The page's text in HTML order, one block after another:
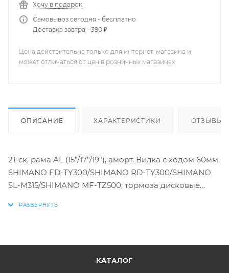
Хочу в подарок
Самовывоз сегодня - бесплатно
Доставка завтра - 390 ₽
Цена действительна только для интернет-магазина и
может отличаться от цен в розничных магазинах
ОПИСАНИЕ ХАРАКТЕРИСТИКИ ОТЗЫВЫ
21-ск, рама AL (15"/17"/19"), аморт. Вилка с ходом 60мм,
SHIMANO FD-TY300/SHIMANO RD-TY300/SHIMANO
SL-M315/SHIMANO MF-TZ500, тормоза дисковые
КАТАЛОГ